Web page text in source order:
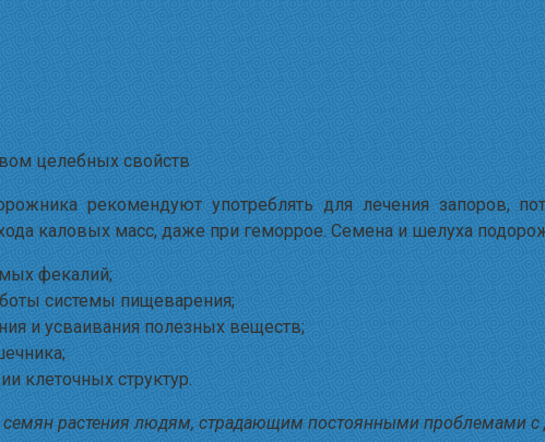
целебных свойств
рекомендуют употреблять для лечения запоров,
каловых масс, даже при геморрое. Семена и шелуха
фекалий;
системы пищеварения;
и усваивания полезных веществ;
клеточных структур.
растения людям, страдающим постоянными проблемами с